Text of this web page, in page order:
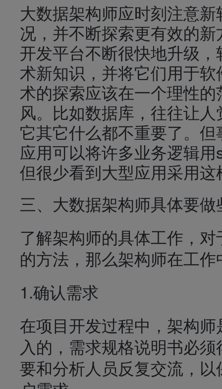
大数据架构师应时刻注意
况，并不断探索更有效的
开发平台不断很快地升级
术新知识，并将它们用于
术的探索应该在一个理性
风。 比如数据库，往往让
它其它什么都不重要了。
应用可以将许多业务逻辑
但很少看到大型应用采用
三、大数据架构师具体要
了解架构师的具体工作，
的方法，那么架构师在工
1.确认需求
在项目开发过程中，架构
入的，需求规格说明书必
要和分析人员反复交流，